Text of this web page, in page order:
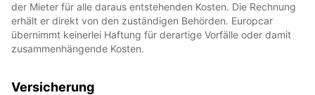
der Mieter für alle daraus entstehenden Kosten. Die Rechnung
erhält er direkt von den zuständigen Behörden. Europcar
übernimmt keinerlei Haftung für derartige Vorfälle oder damit
zusammenhängende Kosten.
Versicherung